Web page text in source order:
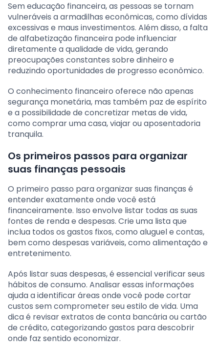
Sem educação financeira, as pessoas se tornam
vulneráveis a armadilhas econômicas, como dívidas
excessivas e maus investimentos. Além disso, a falta
de alfabetização financeira pode influenciar
diretamente a qualidade de vida, gerando
preocupações constantes sobre dinheiro e
reduzindo oportunidades de progresso econômico.
O conhecimento financeiro oferece não apenas
segurança monetária, mas também paz de espírito
e a possibilidade de concretizar metas de vida,
como comprar uma casa, viajar ou aposentadoria
tranquila.
Os primeiros passos para organizar
suas finanças pessoais
O primeiro passo para organizar suas finanças é
entender exatamente onde você está
financeiramente. Isso envolve listar todas as suas
fontes de renda e despesas. Crie uma lista que
inclua todos os gastos fixos, como aluguel e contas,
bem como despesas variáveis, como alimentação e
entretenimento.
Após listar suas despesas, é essencial verificar seus
hábitos de consumo. Analisar essas informações
ajuda a identificar áreas onde você pode cortar
custos sem comprometer seu estilo de vida. Uma
dica é revisar extratos de conta bancária ou cartão
de crédito, categorizando gastos para descobrir
onde faz sentido economizar.